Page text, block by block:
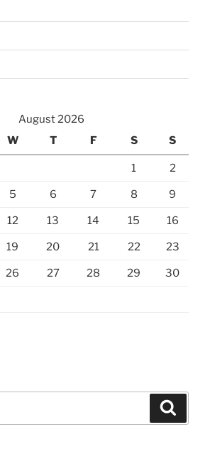
August 2026
W T F S S
1 2
5 6 7 8 9
12 13 14 15 16
19 20 21 22 23
26 27 28 29 30